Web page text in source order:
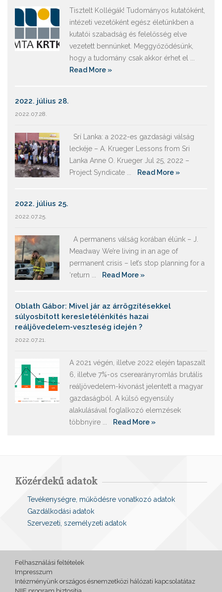
Tisztelt Kollégák! Tudományos kutatóként,
intézeti vezetőként egész életünkben a
kutatói szabadság és felelősség elve
vezetett bennünket. Meggyőződésünk,
hogy a tudomány csak akkor érhet el ...
Read More »
2022. július 28.
2022.07.28.
Srí Lanka: a 2022-es gazdasági válság
leckéje – A. Krueger Lessons from Sri
Lanka Anne O. Krueger Jul 25, 2022 –
Project Syndicate ...
Read More »
2022. július 25.
2022.07.25.
A permanens válság korában élünk – J.
Meadway We’re living in an age of
permanent crisis – let’s stop planning for a
‘return ...
Read More »
Oblath Gábor: Mivel jár az árrögzítésekkel
súlyosbított keresletélénkítés hazai
reáljövedelem-veszteség idején ?
2022.07.21.
A 2021 végén, illetve 2022 elején tapaszalt
6, illetve 7%-os cserearányromlás brutális
reáljövedelem-kivonást jelentett a magyar
gazdaságból. A külső egyensúly
alakulásával foglalkozó elemzések
többnyire ...
Read More »
Közérdekű adatok
Tevékenységre, működésre vonatkozó adatok
Gazdálkodási adatok
Szervezeti, személyzeti adatok
Felhasználási feltételek
Impresszum
Intézményünk országos ésnemzetközi hálózati kapcsolatátaz